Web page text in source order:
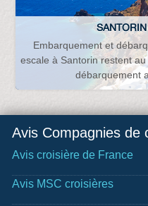
Embarquement et
escale à Santorin restent
débarquement
Avis Compagnies de
Avis croisière de France
Avis MSC croisières